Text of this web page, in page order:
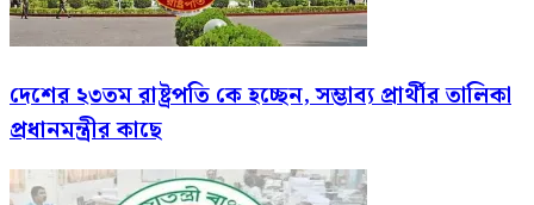
দেশের ২৩তম রাষ্ট্রপতি কে হচ্ছেন, সম্ভাব্য প্রার্থীর তালিকা
প্রধানমন্ত্রীর কাছে